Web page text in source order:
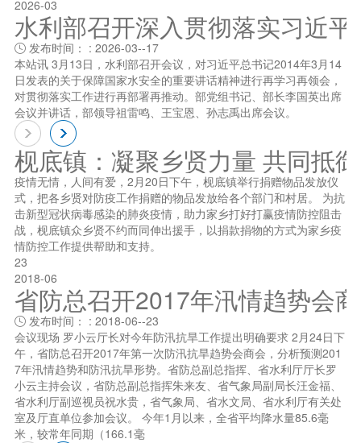
2026-03
水利部召开深入贯彻落实习近
发布时间： : 2026-03--17
本站讯 3月13日，水利部召开会议，对习近平总书记2014年3月14
日发表的关于保障国家水安全的重要讲话精神进行再学习再领会，
对贯彻落实工作进行再部署再推动。部党组书记、部长李国英出席
会议并讲话，部领导祖雷鸣、王宝恩、孙志禹出席会议。
枧底镇：凝聚乡贤力量 共同抵
疫情无情，人间有爱，2月20日下午，枧底镇举行捐赠物品发放仪
式，把各乡贤对防疫工作捐赠的物品发放给各个部门和村居。 为抗
击新型冠状病毒感染的肺炎疫情，助力家乡打好打赢疫情防控阻击
战，枧底镇众乡贤不约而同伸出援手，以捐款捐物的方式为家乡疫
情防控工作提供帮助和支持。
23
2018-06
省防总召开2017年汛情趋势会
发布时间： : 2018-06--23
会议现场 罗小云厅长对今年防汛抗旱工作提出明确要求 2月24日下
午，省防总召开2017年第一次防汛抗旱趋势会商会，分析预测201
7年汛情趋势和防汛抗旱形势。省防总副总指挥、省水利厅厅长罗
小云主持会议，省防总副总指挥朱来友、省气象局副局长汪金福、
省水利厅副巡视员祝水贵，省气象局、省水文局、省水利厅有关处
室及厅直单位参加会议。 今年1月以来，全省平均降水量85.6毫
米，较常年同期（166.1毫